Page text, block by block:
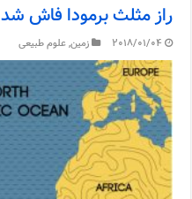
راز مثلث برمودا فاش شد
2018/01/04 زمین,علوم طبیعی